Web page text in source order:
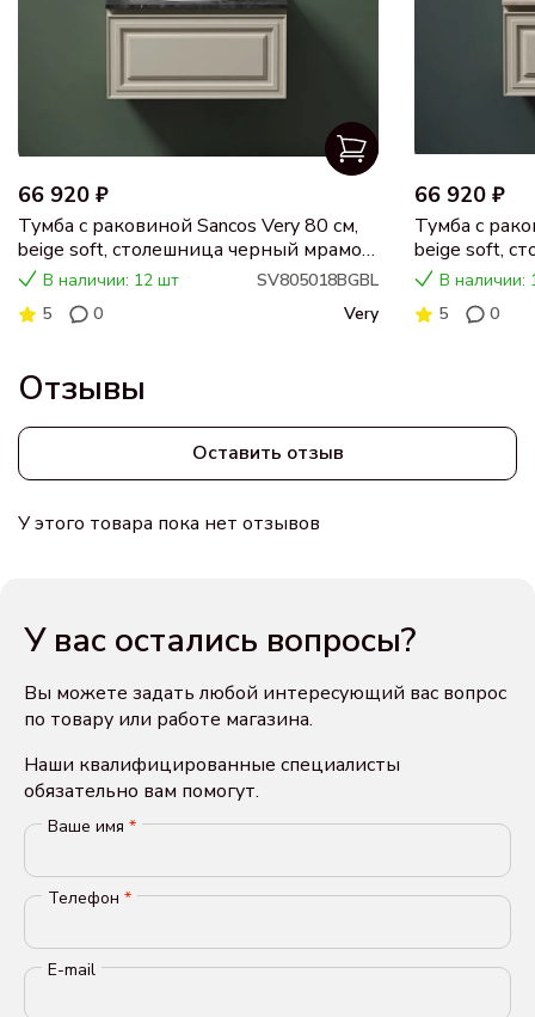
66 920 ₽
Тумба с раковиной Sancos Very 80 см,
beige soft, столешница черный мрамор,
раковина CN5018
В наличии: 12 шт
SV805018BGBL
5
0 Very
66 920 ₽
Тумба с
beige soft,
раковина
В наличии:
5
0
Отзывы
Оставить отзыв
У этого товара пока нет отзывов
У вас остались вопросы?
Вы можете задать любой интересующий вас вопрос
по товару или работе магазина.
Наши квалифицированные специалисты
обязательно вам помогут.
Ваше имя *
Телефон *
E-mail